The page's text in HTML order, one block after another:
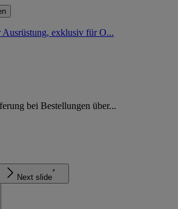
Ausrüstung, exklusiv für O...
bei Bestellungen über...
Next slide